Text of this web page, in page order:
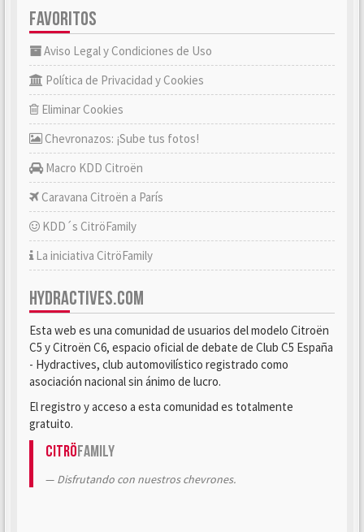
FAVORITOS
Aviso Legal y Condiciones de Uso
Política de Privacidad y Cookies
Eliminar Cookies
Chevronazos: ¡Sube tus fotos!
Macro KDD Citroën
Caravana Citroën a París
KDD´s CitröFamily
La iniciativa CitröFamily
HYDRACTIVES.COM
Esta web es una comunidad de usuarios del modelo Citroën
C5 y Citroën C6, espacio oficial de debate de Club C5 España
- Hydractives, club automovilístico registrado como
asociación nacional sin ánimo de lucro.
El registro y acceso a esta comunidad es totalmente
gratuito.
CitröFamily
Disfrutando con nuestros chevrones.